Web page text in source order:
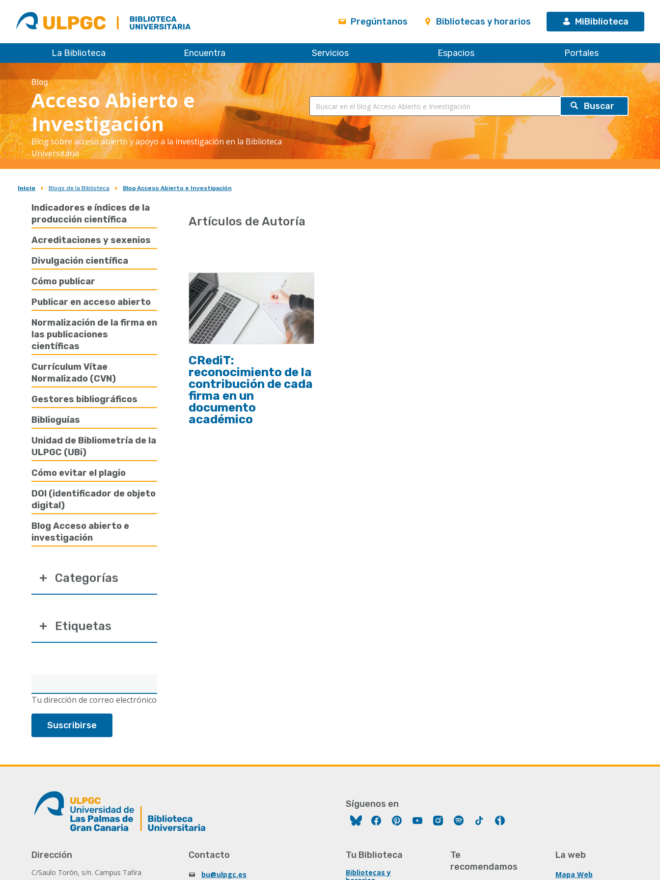
ULPGC
Biblioteca
ULPGC
Pregúntanos Bibliotecas y horarios MiBiblioteca
La Biblioteca Encuentra Servicios Espacios Portales
Blog
Acceso Abierto e
Investigación
Blog sobre acceso abierto y apoyo a la investigación en la Biblioteca
Universitaria
Sobrescribir
enlaces
de
ayuda
navegación
Inicio Blogs de la Biblioteca Blog Acceso Abierto e Investigación
Indicadores e índices de la
producción científica
Acreditaciones y sexenios
Divulgación científica
Cómo publicar
Publicar en acceso abierto
Normalización de la firma en
las publicaciones
científicas
Currículum Vítae
Normalizado (CVN)
Gestores bibliográficos
Biblioguías
Unidad de Bibliometría de la
ULPGC (UBi)
Cómo evitar el plagio
DOI (identificador de objeto
digital)
Blog Acceso abierto e
investigación
electrónico
Tu dirección de correo electrónico
Categorías
Etiquetas
Artículos de Autoría
CRediT:
reconocimiento de la
contribución de cada
firma en un
documento
académico
Síguenos en
FacebookPinterestYouTubeInstagram
Spotify Tiktok
Dirección
C/Saulo Torón, s/n. Campus Tafira
Contacto
bu@ulpgc.es
Tu Biblioteca
Bibliotecas y
Te
recomendamos
La web
Mapa Web